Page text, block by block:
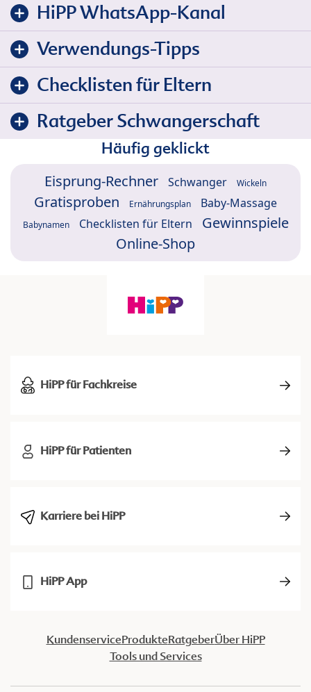
HiPP WhatsApp-Kanal
Verwendungs-Tipps
Checklisten für Eltern
Ratgeber Schwangerschaft
Häufig geklickt
Eisprung-Rechner Schwanger Wickeln
Gratisproben Ernährungsplan Baby-Massage
Babynamen Checklisten für Eltern
Gewinnspiele
Online-Shop
HiPP für Fachkreise
HiPP für Patienten
Karriere bei HiPP
HiPP App
KundenserviceProdukteRatgeberÜber HiPP
Tools und Services